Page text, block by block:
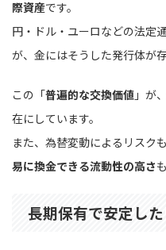
際資産です。
円・ドル・ユーロなどの法定
が、金にはそうした発行体が
この「普遍的な交換価値 」が
在にしています。
また、為替変動によるリスク
易に換金できる流動性の高さ
長期保有で安定し